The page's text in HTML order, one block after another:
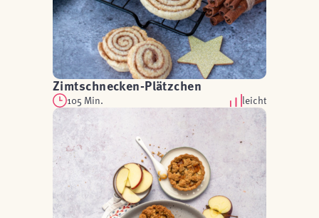
Zimtschnecken-Plätzchen
105 Min. leicht